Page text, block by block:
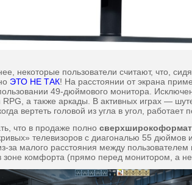
некоторые пользователи считают, что,
ЭТО НЕ ТАК! На расстоянии от экрана
49-дюймового монитора.
RPG, а также аркады. В активных играх —
вертеть головой из угла в угол, работает
что в продаже полно
телевизоров с диагональю 55
за малого расстояния между
зоне комфорта (прямо перед монитором, а не